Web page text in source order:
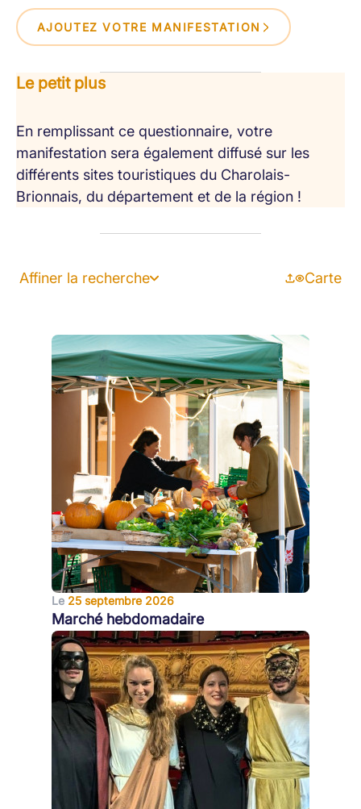
AJOUTEZ VOTRE MANIFESTATION
Le petit plus
En remplissant ce questionnaire, votre
manifestation sera également diffusé sur les
différents sites touristiques du Charolais-
Brionnais, du département et de la région !
Affiner la recherche Carte
Le 25 septembre 2026
Marché hebdomadaire